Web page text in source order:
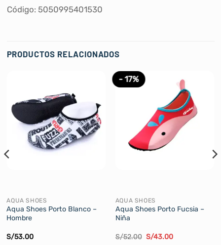
Código: 5050995401530
PRODUCTOS RELACIONADOS
AQUA SHOES
Aqua Shoes Porto Blanco –
Hombre
S/53.00
- 17%
AQUA SHOES
Aqua Shoes Porto Fucsia –
Niña
S/52.00 El
S/43.00El